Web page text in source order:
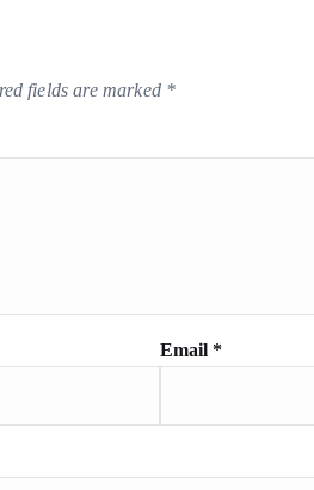
fields are marked *
Email *